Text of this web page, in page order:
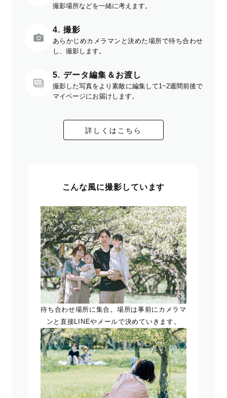
撮影場所などを一緒に考えます。
4. 撮影
あらかじめカメラマンと決めた場所で待ち合わせ
し、撮影します。
5. データ編集＆お渡し
撮影した写真をより素敵に編集して1~2週間前後で
マイページにお届けします。
詳しくはこちら
こんな風に撮影しています
待ち合わせ場所に集合。場所は事前にカメラマ
ンと直接LINEやメールで決めていきます。